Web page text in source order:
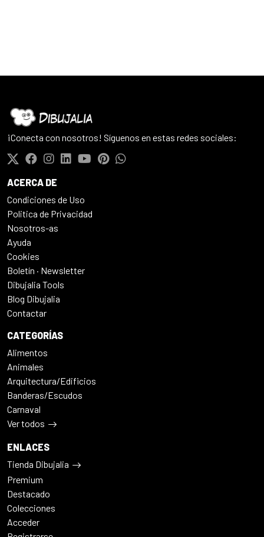
¡Conecta con nosotros! Síguenos en estas redes sociales:
ACERCA DE
Condiciones de Uso
Politica de Privacidad
Nosotros-as
Ayuda
Cookies
Boletín · Newsletter
Dibujalia Tools
Blog Dibujalia
Contactar
CATEGORÍAS
Alimentos
Animales
Arquitectura/Edificios
Banderas/Escudos
Carnaval
Ver todos
ENLACES
Tienda Dibujalia
Premium
Destacado
Colecciones
Acceder